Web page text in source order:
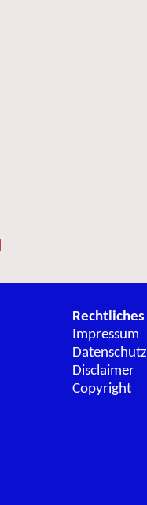
Rechtliches
Impressum
Datenschutz
Disclaimer
Copyright